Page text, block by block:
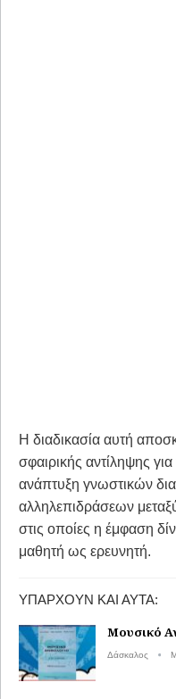
Η διαδικασία αυ­τή
σφαιρικής αντίληψης
ανάπτυξη γνωστικών
αλληλεπιδράσεων
στις οποίες η έμφαση
μαθητή ως ερευνητή.
ΥΠΆΡΧΟΥΝ ΚΑΙ ΑΥΤΆ:
Μουσικό
Δάσκαλος